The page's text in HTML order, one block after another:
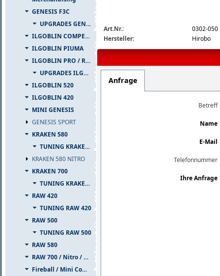
GENESIS F3C
UPGRADES GENESIS F3C
ILGOBLIN COMPETIZIONE
ILGOBLIN PIUMA
ILGOBLIN PRO / RAW 700
UPGRADES ILGOBLIN PRO / RAW 700
ILGOBLIN 520
ILGOBLIN 420
MINI GENESIS
GENESIS SPORT
KRAKEN 580
TUNING KRAKEN 580
KRAKEN 580 NITRO
KRAKEN 700
TUNING KRAKEN 700
RAW 420
TUNING RAW 420
RAW 500
TUNING RAW 500
RAW 580
RAW 700 / Nitro / PIUMA
Fireball / Mini Comet
Art.Nr.:
0302-050
Hersteller:
Hirobo
Anfrage
Betreff
Name
E-Mail
Telefonnummer
Ihre Anfrage